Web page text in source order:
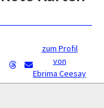
zum Profil
von
Ebrima Ceesay